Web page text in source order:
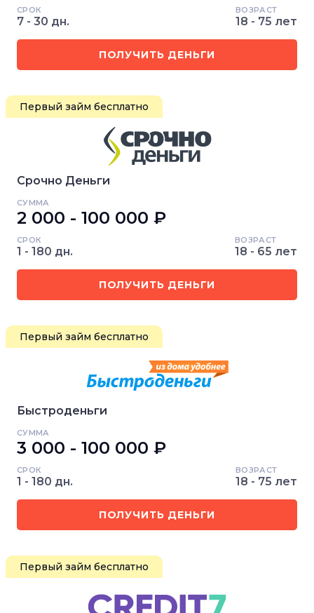
СРОК
7 - 30 дн.
ВОЗРАСТ
18 - 75 лет
ПОЛУЧИТЬ ДЕНЬГИ
Первый займ бесплатно
Срочно Деньги
СУММА
2 000 - 100 000 ₽
СРОК
1 - 180 дн.
ВОЗРАСТ
18 - 65 лет
ПОЛУЧИТЬ ДЕНЬГИ
Первый займ бесплатно
Быстроденьги
СУММА
3 000 - 100 000 ₽
СРОК
1 - 180 дн.
ВОЗРАСТ
18 - 75 лет
ПОЛУЧИТЬ ДЕНЬГИ
Первый займ бесплатно